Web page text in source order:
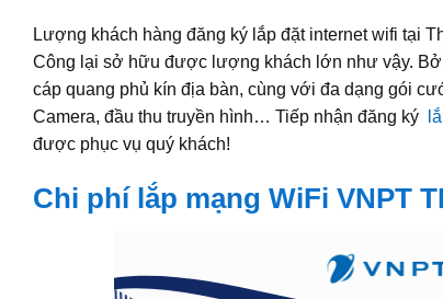
Lượng khách hàng đăng ký lắp đặt internet wifi tại
Công lại sở hữu được lượng khách lớn như vậy.
cáp quang phủ kín địa bàn, cùng với đa dạng gói
Camera, đầu thu truyền hình… Tiếp nhận đăng ký
được phục vụ quý khách!
Chi phí lắp mạng WiFi VNPT